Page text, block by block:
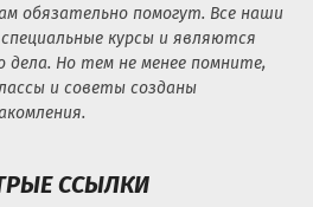
обязательно помогут. Все наши
курсы и являются
дела. Но тем не менее помните,
и советы созданы
ССЫЛКИ